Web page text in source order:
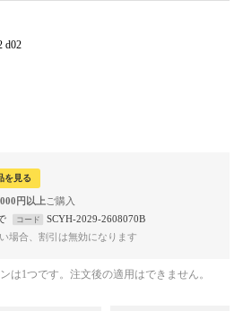
d02
を見る
円以上
コード
SCYH-2029-2608070B
場合、割引は無効になります
は1つです。注文後の適用はできません。